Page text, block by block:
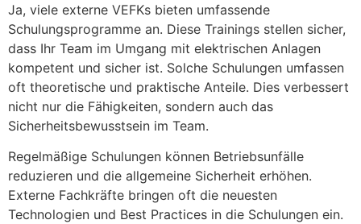
Ja, viele externe VEFKs bieten umfassende
Schulungsprogramme an. Diese Trainings stellen sicher,
dass Ihr Team im Umgang mit elektrischen Anlagen
kompetent und sicher ist. Solche Schulungen umfassen
oft theoretische und praktische Anteile. Dies verbessert
nicht nur die Fähigkeiten, sondern auch das
Sicherheitsbewusstsein im Team.
Regelmäßige Schulungen können Betriebsunfälle
reduzieren und die allgemeine Sicherheit erhöhen.
Externe Fachkräfte bringen oft die neuesten
Technologien und Best Practices in die Schulungen ein.